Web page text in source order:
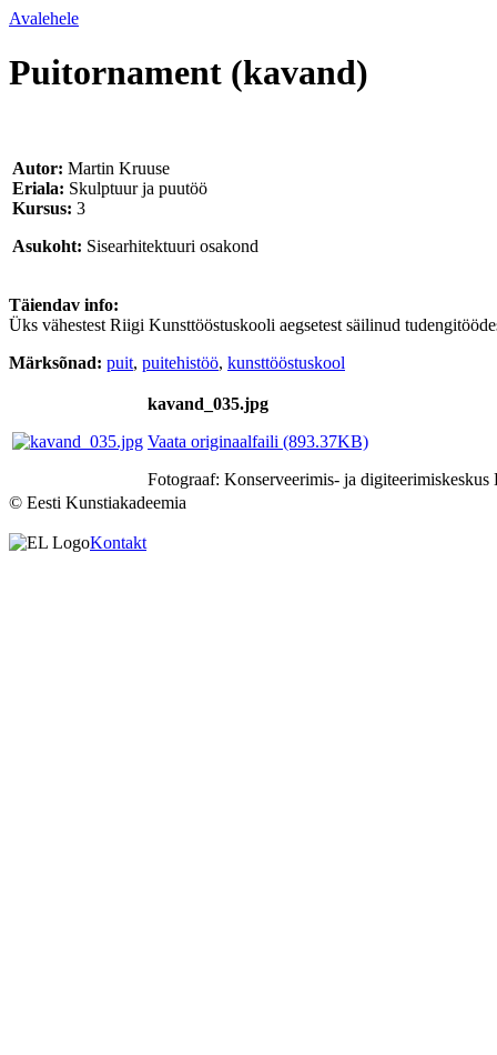
Avalehele
Puitornament (kavand)
Autor: Martin Kruuse
Eriala: Skulptuur ja puutöö
Kursus: 3
Asukoht: Sisearhitektuuri osakond
Täiendav info:
Üks vähestest Riigi Kunsttööstuskooli aegsetest säilinud
Märksõnad: puit, puitehistöö, kunsttööstuskool
kavand_035.jpg
Vaata originaalfaili (893.37KB)
Fotograaf: Konserveerimis- ja
© Eesti Kunstiakadeemia
Kontakt